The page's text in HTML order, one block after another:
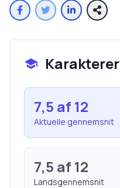
Karakterer
7,5 af 12
Aktuelle gennemsnit
7,5 af 12
Landsgennemsnit